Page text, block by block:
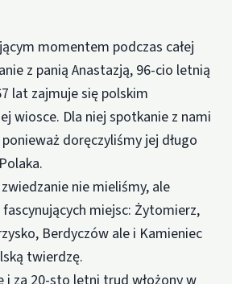
momentem podczas całej
z panią Anastazją, 96-cio letnią
lat zajmuje się polskim
wiosce. Dla niej spotkanie z nami
doręczyliśmy jej długo
nie mieliśmy, ale
miejsc: Żytomierz,
Berdyczów ale i Kamieniec
twierdzę.